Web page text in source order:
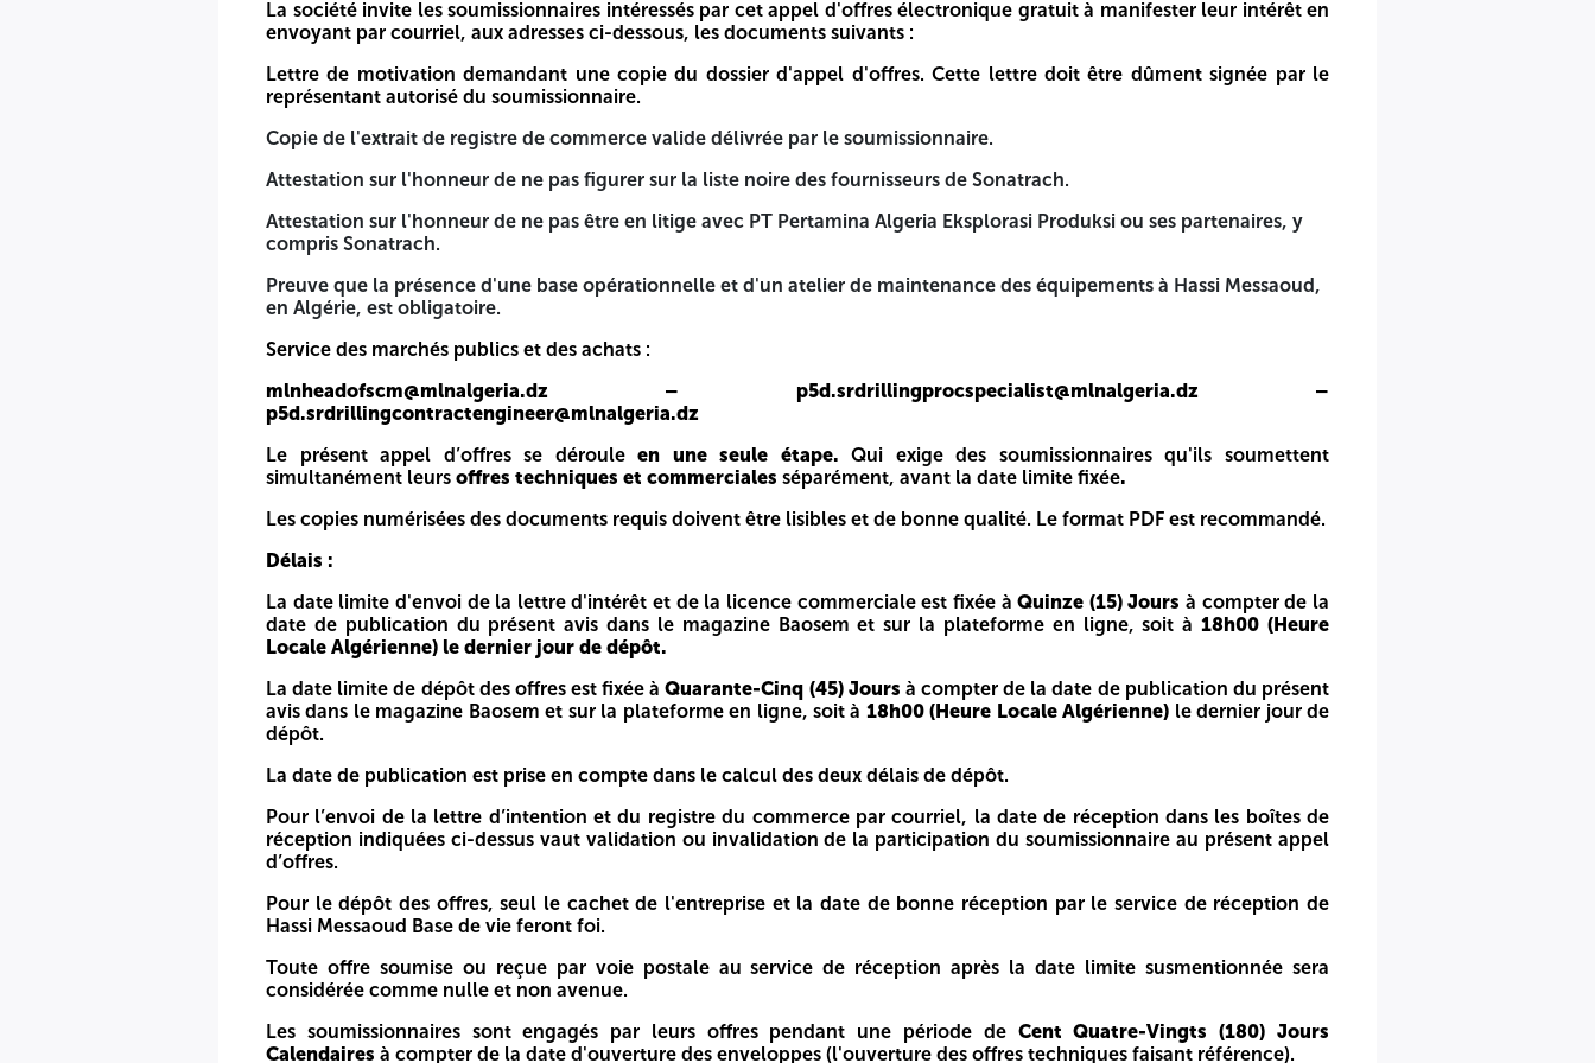
Ne pas avoir de litige avec PT Pertamina Algeria Eksplorasi Produksi ou ses partenaires, y compris Sonatrach.
Disposer d'une base opérationnelle et d'un atelier de maintenance des équipements à Hassi Messaoud, en Algérie, est obligatoire.
La société invite les soumissionnaires intéressés par cet appel d'offres électronique gratuit à manifester leur intérêt en envoyant par courriel, aux adresses ci-dessous, les
Lettre de motivation demandant une copie du dossier d'appel d'offres. Cette lettre doit être dûment signée par le représentant autorisé du soumissionnaire.
Copie de l'extrait de registre de commerce valide délivrée par le soumissionnaire.
Attestation sur l'honneur de ne pas figurer sur la liste noire des fournisseurs de Sonatrach.
Attestation sur l'honneur de ne pas être en litige avec PT Pertamina Algeria Eksplorasi Produksi ou ses partenaires, y compris Sonatrach.
Preuve que la présence d'une base opérationnelle et d'un atelier de maintenance des équipements à Hassi Messaoud, en Algérie, est obligatoire.
Service des marchés publics et des achats :
mlnheadofscm@mlnalgeria.dz – p5d.srdrillingprocspecialist@mlnalgeria.dz – p5d.srdrillingcontractengineer@mlnalgeria.dz
Le présent appel d’offres se dérouleen une seule étape.Qui exige des soumissionnaires qu'ils soumettent simultanément leurs offres techniques et commerciales
Les copies numérisées des documents requis doivent être lisibles et de bonne qualité. Le format PDF est recommandé.
La date limite d'envoi de la lettre d'intérêt et de la licence commerciale est fixée àQuinze (15) Joursà compter de la date de publication du présent avis dans le magazine
Baosem et sur la plateforme en ligne, soit à18h00 (Heure Locale Algérienne) le dernier jour de dépôt.
18h00 (Heure Locale Algérienne)le dernier jour de dépôt.
La date de publication est prise en compte dans le calcul des deux délais de dépôt.
Pour l’envoi de la lettre d’intention et du registre du commerce par courriel, la date de réception dans les boîtes de réception indiquées ci-dessus vaut validation ou invalidation
Pour le dépôt des offres, seul le cachet de l'entreprise et la date de bonne réception par le service de réception de Hassi Messaoud Base de vie feront foi.
Les soumissionnaires sont engagés par leurs offres pendant une période de
Tous les frais liés à la préparation des dossiers de soumission, les frais d'expédition et tous les frais annexes sont intégralement à la charge du soumissionnaire. Les
La société invite les soumissionnaires intéressés par cet appel d'offres électronique gratuit à manifester leur intérêt en
envoyant par courriel, aux adresses ci-dessous, les documents suivants :
Lettre de motivation demandant une copie du dossier d'appel d'offres. Cette lettre doit être dûment signée par le
représentant autorisé du soumissionnaire.
Copie de l'extrait de registre de commerce valide délivrée par le soumissionnaire.
Attestation sur l'honneur de ne pas figurer sur la liste noire des fournisseurs de Sonatrach.
Attestation sur l'honneur de ne pas être en litige avec PT Pertamina Algeria Eksplorasi Produksi ou ses partenaires, y
compris Sonatrach.
Preuve que la présence d'une base opérationnelle et d'un atelier de maintenance des équipements à Hassi Messaoud,
en Algérie, est obligatoire.
Service des marchés publics et des achats :
mlnheadofscm@mlnalgeria.dz – p5d.srdrillingprocspecialist@mlnalgeria.dz –
p5d.srdrillingcontractengineer@mlnalgeria.dz
Le présent appel d’offres se dérouleen une seule étape. Qui exige des soumissionnaires qu'ils soumettent
simultanément leurs offres techniques et commerciales séparément, avant la date limite fixée.
Les copies numérisées des documents requis doivent être lisibles et de bonne qualité. Le format PDF est recommandé.
Délais :
La date limite d'envoi de la lettre d'intérêt et de la licence commerciale est fixée àQuinze (15) Jours à compter de la
date de publication du présent avis dans le magazine Baosem et sur la plateforme en ligne, soit à18h00 (Heure
Locale Algérienne) le dernier jour de dépôt.
La date limite de dépôt des offres est fixée àQuarante-Cinq (45) Jours à compter de la date de publication du présent
avis dans le magazine Baosem et sur la plateforme en ligne, soit à 18h00 (Heure Locale Algérienne) le dernier jour de
dépôt.
La date de publication est prise en compte dans le calcul des deux délais de dépôt.
Pour l’envoi de la lettre d’intention et du registre du commerce par courriel, la date de réception dans les boîtes de
réception indiquées ci-dessus vaut validation ou invalidation de la participation du soumissionnaire au présent appel
d’offres.
Pour le dépôt des offres, seul le cachet de l'entreprise et la date de bonne réception par le service de réception de
Hassi Messaoud Base de vie feront foi.
Toute offre soumise ou reçue par voie postale au service de réception après la date limite susmentionnée sera
considérée comme nulle et non avenue.
Les soumissionnaires sont engagés par leurs offres pendant une période de Cent Quatre-Vingts (180) Jours
Calendaires à compter de la date d'ouverture des enveloppes (l'ouverture des offres techniques faisant référence).